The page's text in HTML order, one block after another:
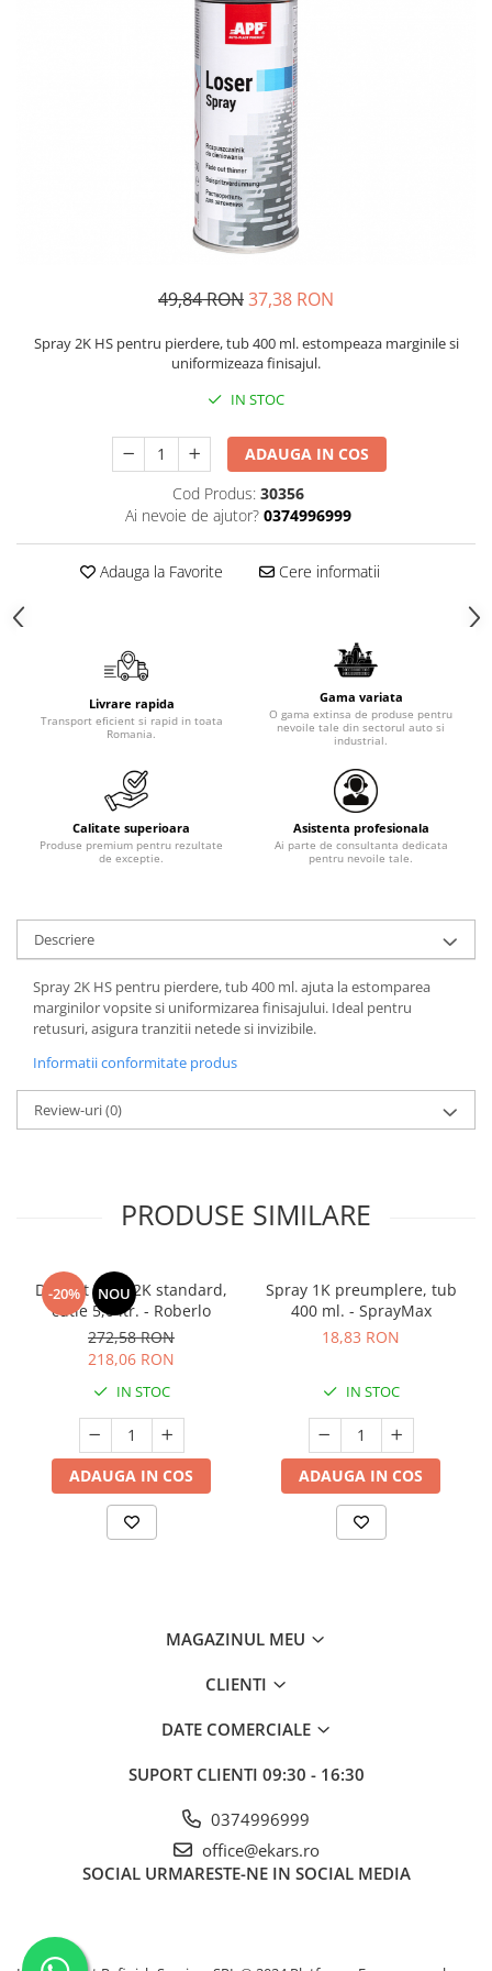
49,84 RON37,38 RON
Spray 2K HS pentru pierdere, tub 400 ml. estompeaza marginile si
uniformizeaza finisajul.
IN STOC
ADAUGA IN COS
Cod Produs: 30356
Ai nevoie de ajutor? 0374996999
Adauga la Favorite Cere informatii
Livrare rapida
Transport eficient si rapid in toata
Romania.
Gama variata
O gama extinsa de produse pentru
nevoile tale din sectorul auto si
industrial.
Calitate superioara
Produse premium pentru rezultate
de exceptie.
Asistenta profesionala
Ai parte de consultanta dedicata
pentru nevoile tale.
Descriere
Spray 2K HS pentru pierdere, tub 400 ml. ajuta la estomparea
marginilor vopsite si uniformizarea finisajului. Ideal pentru
retusuri, asigura tranzitii netede si invizibile.
Informatii conformitate produs
Review-uri(0)
PRODUSE SIMILARE
-20% NOU
Diluant S322 2K standard,
cutie 5,0 ltr. - Roberlo
272,58 RON
218,06 RON
IN STOC
ADAUGA IN COS
Spray 1K preumplere, tub
400 ml. - SprayMax
18,83 RON
IN STOC
ADAUGA IN COS
MAGAZINUL MEU
CLIENTI
DATE COMERCIALE
SUPORT CLIENTI 09:30 - 16:30
0374996999
office@ekars.ro
SOCIAL URMARESTE-NE IN SOCIAL MEDIA